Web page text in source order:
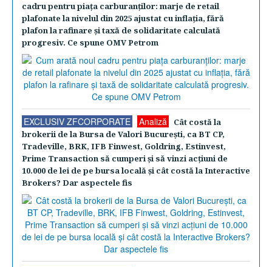
cadru pentru piaţa carburanţilor: marje de retail
plafonate la nivelul din 2025 ajustat cu inflaţia, fără
plafon la rafinare şi taxă de solidaritate calculată
progresiv. Ce spune OMV Petrom
EXCLUSIV ZFCORPORATE Analiză
Cât costă la
brokerii de la Bursa de Valori Bucureşti, ca BT CP,
Tradeville, BRK, IFB Finwest, Goldring, Estinvest,
Prime Transaction să cumperi şi să vinzi acţiuni de
10.000 de lei de pe bursa locală şi cât costă la Interactive
Brokers? Dar aspectele fis